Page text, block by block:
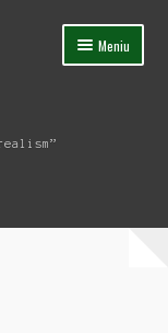
Meniu